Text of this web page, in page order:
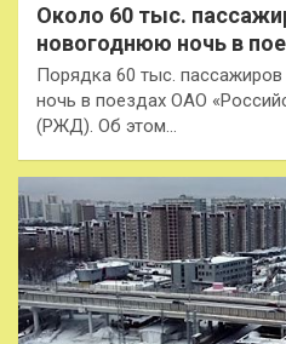
Около 60 тыс.
новогоднюю ночь в
Порядка 60 тыс.
ночь в поездах ОАО
(РЖД). Об этом…